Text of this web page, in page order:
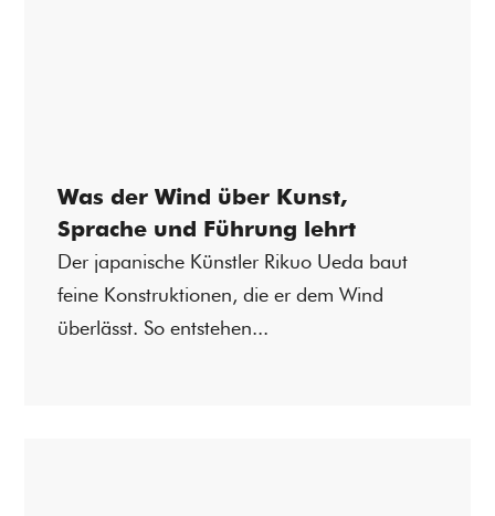
Was der Wind über Kunst,
Sprache und Führung lehrt
Der japanische Künstler Rikuo Ueda baut
feine Konstruktionen, die er dem Wind
überlässt. So entstehen...